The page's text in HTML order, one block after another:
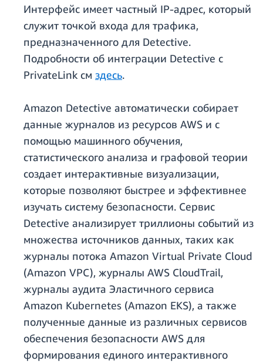
Интерфейс имеет частный IP-адрес, который
служит точкой входа для трафика,
предназначенного для Detective.
Подробности об интеграции Detective с
PrivateLink см здесь.
Amazon Detective автоматически собирает
данные журналов из ресурсов AWS и с
помощью машинного обучения,
статистического анализа и графовой теории
создает интерактивные визуализации,
которые позволяют быстрее и эффективнее
изучать систему безопасности. Сервис
Detective анализирует триллионы событий из
множества источников данных, таких как
журналы потока Amazon Virtual Private Cloud
(Amazon VPC), журналы AWS CloudTrail,
журналы аудита Эластичного сервиса
Amazon Kubernetes (Amazon EKS), а также
полученные данные из различных сервисов
обеспечения безопасности AWS для
формирования единого интерактивного